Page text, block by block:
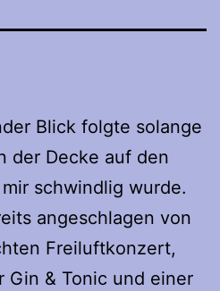
Blick folgte solange
der Decke auf den
schwindlig wurde.
angeschlagen von
Freiluftkonzert,
Gin & Tonic und einer